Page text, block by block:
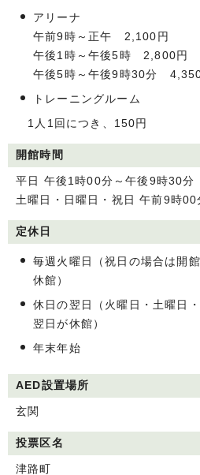
アリーナ
午前9時～正午 2,100円
午後1時～午後5時 2,800円
午後5時～午後9時30分
トレーニングルーム
1人1回につき、150円
開館時間
平日 午後1時00分～午後9時30分
土曜日・日曜日・祝日 午前9時
定休日
毎週火曜日（祝日の場合は開
休館）
休日の翌日（火曜日・土曜日
翌日が休館）
年末年始
AED設置場所
玄関
投票区名
津路町